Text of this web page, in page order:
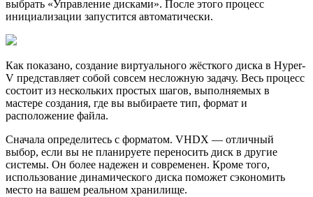
выбрать «Управление дисками». После этого процесс
инициализации запустится автоматически.
Как показано, создание виртуального жёсткого диска в Hyper-
V представляет собой совсем несложную задачу. Весь процесс
состоит из нескольких простых шагов, выполняемых в
мастере создания, где вы выбираете тип, формат и
расположение файла.
Сначала определитесь с форматом. VHDX — отличный
выбор, если вы не планируете переносить диск в другие
системы. Он более надежен и современен. Кроме того,
использование динамического диска поможет сэкономить
место на вашем реальном хранилище.